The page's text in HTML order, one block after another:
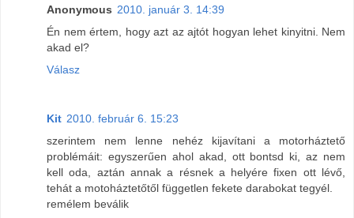
Anonymous 2010. január 3. 14:39
Én nem értem, hogy azt az ajtót hogyan lehet kinyitni. Nem
akad el?
Válasz
Kit 2010. február 6. 15:23
szerintem nem lenne nehéz kijavítani a motorháztető
problémáit: egyszerűen ahol akad, ott bontsd ki, az nem
kell oda, aztán annak a résnek a helyére fixen ott lévő,
tehát a motoháztetőtől független fekete darabokat tegyél.
remélem beválik